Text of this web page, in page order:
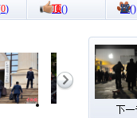
0) 顶() 踩()